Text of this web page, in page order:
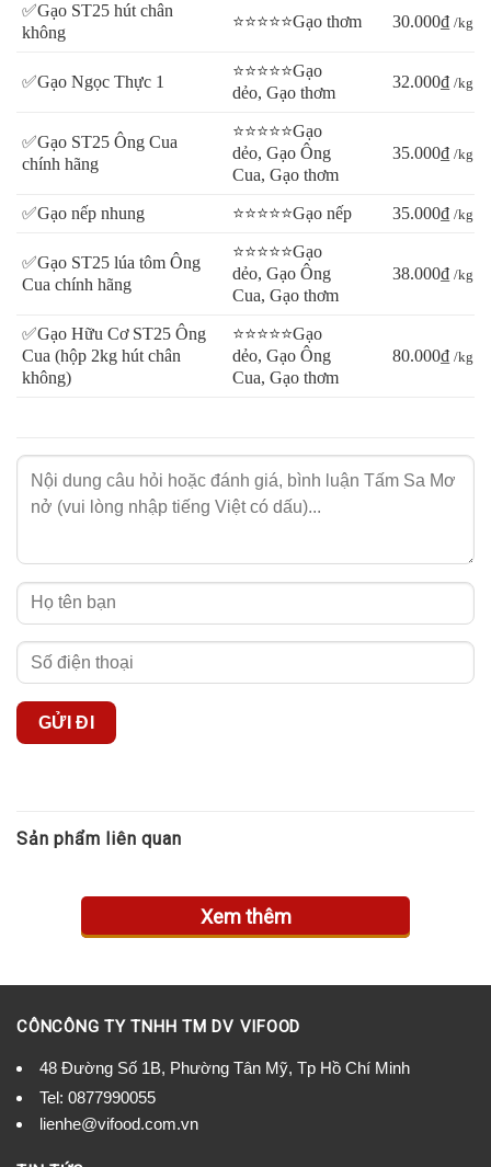
✅Gạo ST25 hút chân
không
⭐⭐⭐⭐⭐Gạo thơm 30.000₫ /kg
✅Gạo Ngọc Thực 1
⭐⭐⭐⭐⭐Gạo
dẻo, Gạo thơm
32.000₫ /kg
✅Gạo ST25 Ông Cua
chính hãng
⭐⭐⭐⭐⭐Gạo
dẻo, Gạo Ông
Cua, Gạo thơm
35.000₫ /kg
✅Gạo nếp nhung ⭐⭐⭐⭐⭐Gạo nếp 35.000₫ /kg
✅Gạo ST25 lúa tôm Ông
Cua chính hãng
⭐⭐⭐⭐⭐Gạo
dẻo, Gạo Ông
Cua, Gạo thơm
38.000₫ /kg
✅Gạo Hữu Cơ ST25 Ông
Cua (hộp 2kg hút chân
không)
⭐⭐⭐⭐⭐Gạo
dẻo, Gạo Ông
Cua, Gạo thơm
80.000₫ /kg
Sản phẩm liên quan
Xem thêm
CÔNCÔNG TY TNHH TM DV VIFOOD
48 Đường Số 1B, Phường Tân Mỹ, Tp Hồ Chí Minh
Tel: 0877990055
lienhe@vifood.com.vn